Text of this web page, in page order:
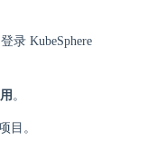
录 KubeSphere
。
目。